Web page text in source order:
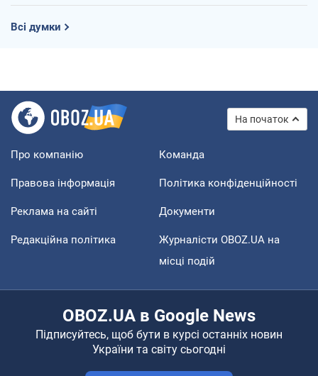
Всі думки
На початок
Про компанію Команда
Правова інформація Політика конфіденційності
Реклама на сайті Документи
Редакційна політика
Журналісти OBOZ.UA на
місці подій
OBOZ.UA в Google News
Підписуйтесь, щоб бути в курсі останніх новин
України та світу сьогодні